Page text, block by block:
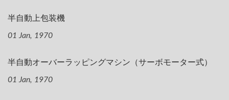
半自動上包装機
01 Jan, 1970
半自動オーバーラッピングマシン（サーボモーター式）
01 Jan, 1970